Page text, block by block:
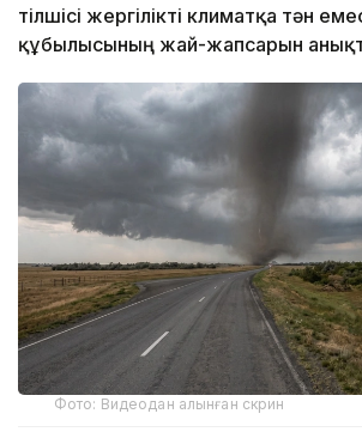
тілшісі жергілікті климатқа тән
құбылысының жай-жапсарын
Фото: Видеодан алынған скрин